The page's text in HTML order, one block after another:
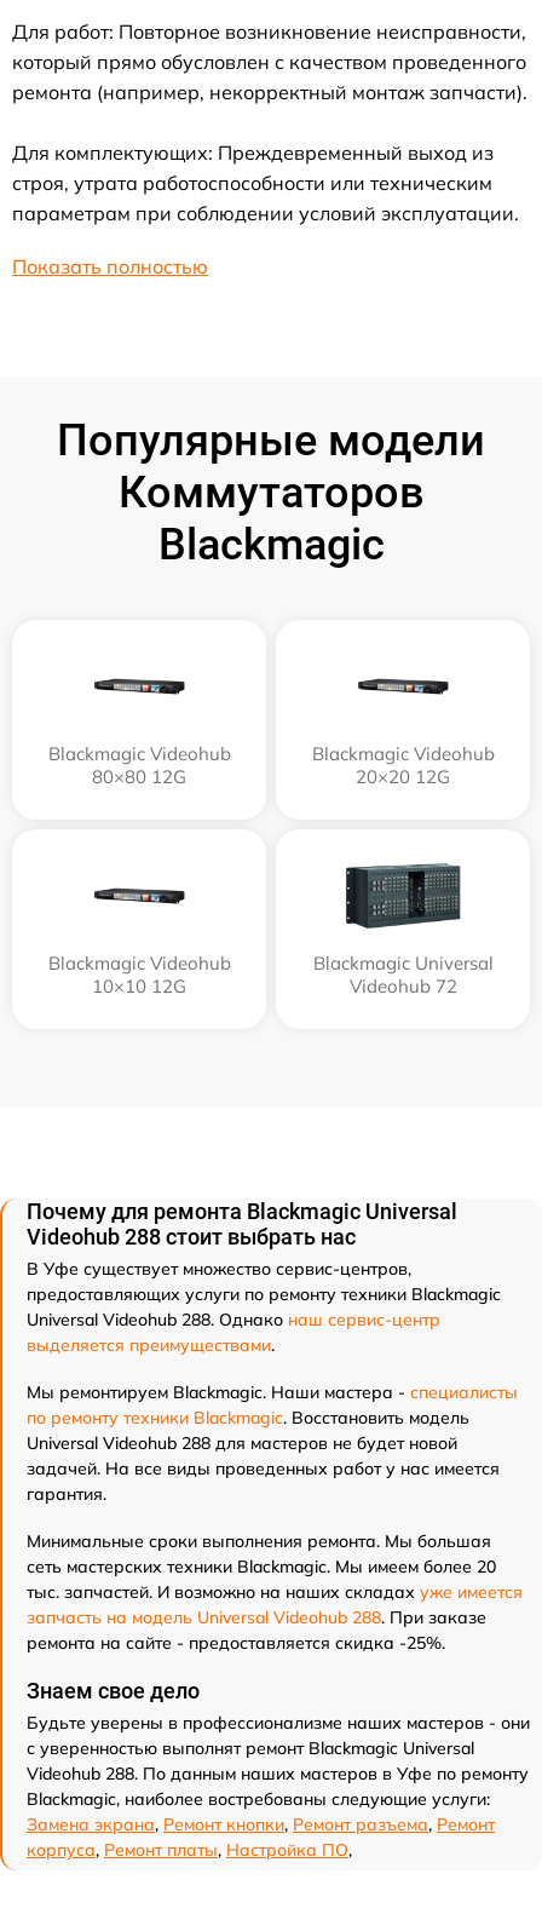
Для работ: Повторное возникновение неисправности,
который прямо обусловлен с качеством проведенного
ремонта (например, некорректный монтаж запчасти).
Для комплектующих: Преждевременный выход из
строя, утрата работоспособности или техническим
параметрам при соблюдении условий эксплуатации.
Показать полностью
Популярные модели
Коммутаторов
Blackmagic
Blackmagic Videohub
80×80 12G
Blackmagic Videohub
20×20 12G
Blackmagic Videohub
10×10 12G
Blackmagic Universal
Videohub 72
Почему для ремонта Blackmagic Universal
Videohub 288 стоит выбрать нас
В Уфе существует множество сервис-центров,
предоставляющих услуги по ремонту техники Blackmagic
Universal Videohub 288. Однако наш сервис-центр
выделяется преимуществами.
Мы ремонтируем Blackmagic. Наши мастера - специалисты
по ремонту техники Blackmagic. Восстановить модель
Universal Videohub 288 для мастеров не будет новой
задачей. На все виды проведенных работ у нас имеется
гарантия.
Минимальные сроки выполнения ремонта. Мы большая
сеть мастерских техники Blackmagic. Мы имеем более 20
тыс. запчастей. И возможно на наших складах уже имеется
запчасть на модель Universal Videohub 288. При заказе
ремонта на сайте - предоставляется скидка -25%.
Знаем свое дело
Будьте уверены в профессионализме наших мастеров - они
с уверенностью выполнят ремонт Blackmagic Universal
Videohub 288. По данным наших мастеров в Уфе по ремонту
Blackmagic, наиболее востребованы следующие услуги:
Замена экрана, Ремонт кнопки, Ремонт разъема, Ремонт
корпуса, Ремонт платы, Настройка ПО,